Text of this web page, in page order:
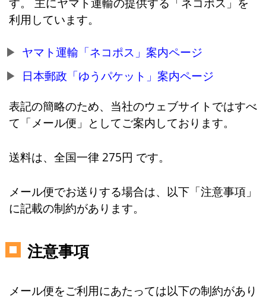
利用しています。
ヤマト運輸「ネコポス」案内ページ
日本郵政「ゆうパケット」案内ページ
表記の簡略のため、当社のウェブサイトではすべ
て「メール便」としてご案内しております。
送料は、全国一律 275円 です。
メール便でお送りする場合は、以下「注意事項」
に記載の制約があります。
注意事項
メール便をご利用にあたっては以下の制約があり